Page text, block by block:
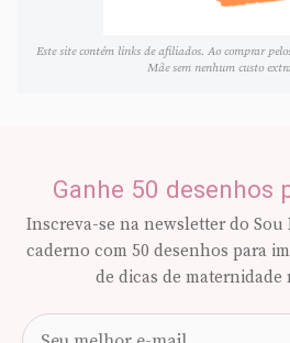
Este site contém links de afiliados. Ao comprar
Mãe sem nenhum custo
Ganhe 50 desenhos
Inscreva-se na newsletter do Sou
caderno com 50 desenhos para
de dicas de maternidade